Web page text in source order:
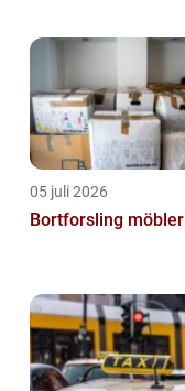
05 juli 2026
Bortforsling möbler